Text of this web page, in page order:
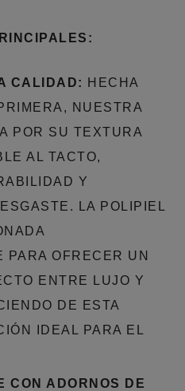
CALIDAD:
HECHA
NUESTRA
POR SU TEXTURA
AL TACTO,
Y
LA POLIPIEL
PARA OFRECER UN
ENTRE LUJO Y
DE ESTA
IDEAL PARA EL
CON ADORNOS DE